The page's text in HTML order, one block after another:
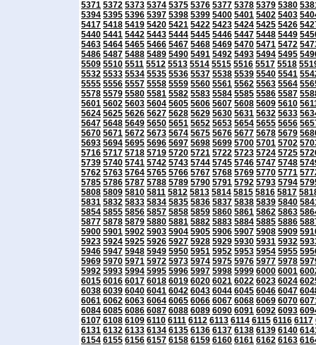
5371 5372 5373 5374 5375 5376 5377 5378 5379 5380
5394 5395 5396 5397 5398 5399 5400 5401 5402 5403
5417 5418 5419 5420 5421 5422 5423 5424 5425 5426
5440 5441 5442 5443 5444 5445 5446 5447 5448 5449
5463 5464 5465 5466 5467 5468 5469 5470 5471 5472
5486 5487 5488 5489 5490 5491 5492 5493 5494 5495
5509 5510 5511 5512 5513 5514 5515 5516 5517 5518
5532 5533 5534 5535 5536 5537 5538 5539 5540 5541
5555 5556 5557 5558 5559 5560 5561 5562 5563 5564
5578 5579 5580 5581 5582 5583 5584 5585 5586 5587
5601 5602 5603 5604 5605 5606 5607 5608 5609 5610
5624 5625 5626 5627 5628 5629 5630 5631 5632 5633
5647 5648 5649 5650 5651 5652 5653 5654 5655 5656
5670 5671 5672 5673 5674 5675 5676 5677 5678 5679
5693 5694 5695 5696 5697 5698 5699 5700 5701 5702
5716 5717 5718 5719 5720 5721 5722 5723 5724 5725
5739 5740 5741 5742 5743 5744 5745 5746 5747 5748
5762 5763 5764 5765 5766 5767 5768 5769 5770 5771
5785 5786 5787 5788 5789 5790 5791 5792 5793 5794
5808 5809 5810 5811 5812 5813 5814 5815 5816 5817
5831 5832 5833 5834 5835 5836 5837 5838 5839 5840
5854 5855 5856 5857 5858 5859 5860 5861 5862 5863
5877 5878 5879 5880 5881 5882 5883 5884 5885 5886
5900 5901 5902 5903 5904 5905 5906 5907 5908 5909
5923 5924 5925 5926 5927 5928 5929 5930 5931 5932
5946 5947 5948 5949 5950 5951 5952 5953 5954 5955
5969 5970 5971 5972 5973 5974 5975 5976 5977 5978
5992 5993 5994 5995 5996 5997 5998 5999 6000 6001
6015 6016 6017 6018 6019 6020 6021 6022 6023 6024
6038 6039 6040 6041 6042 6043 6044 6045 6046 6047
6061 6062 6063 6064 6065 6066 6067 6068 6069 6070
6084 6085 6086 6087 6088 6089 6090 6091 6092 6093
6107 6108 6109 6110 6111 6112 6113 6114 6115 6116 6117
6131 6132 6133 6134 6135 6136 6137 6138 6139 6140
6154 6155 6156 6157 6158 6159 6160 6161 6162 6163